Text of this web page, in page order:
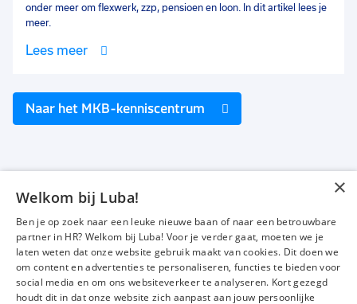
onder meer om flexwerk, zzp, pensioen en loon. In dit artikel lees je
meer.
Lees meer
Naar het MKB-kenniscentrum
Werken bij Luba
Voor werkgevers
Mijn Luba
Contact
×
Welkom bij Luba!
Ben je op zoek naar een leuke nieuwe baan of naar een betrouwbare
partner in HR? Welkom bij Luba! Voor je verder gaat, moeten we je
laten weten dat onze website gebruik maakt van cookies. Dit doen we
om content en advertenties te personaliseren, functies te bieden voor
social media en om ons websiteverkeer te analyseren. Kort gezegd
houdt dit in dat onze website zich aanpast aan jouw persoonlijke